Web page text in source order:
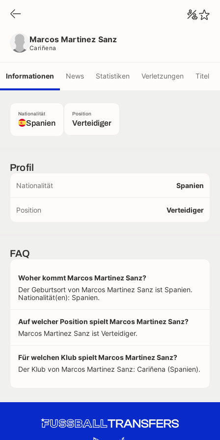
Marcos Martinez Sanz
Cariñena
Informationen News Statistiken Verletzungen Titel
Nationalität
Spanien
Position
Verteidiger
Profil
Nationalität Spanien
Position Verteidiger
FAQ
Woher kommt Marcos Martinez Sanz?
Der Geburtsort von Marcos Martinez Sanz ist Spanien.
Nationalität(en): Spanien.
Auf welcher Position spielt Marcos Martinez Sanz?
Marcos Martinez Sanz ist Verteidiger.
Für welchen Klub spielt Marcos Martinez Sanz?
Der Klub von Marcos Martinez Sanz: Cariñena (Spanien).